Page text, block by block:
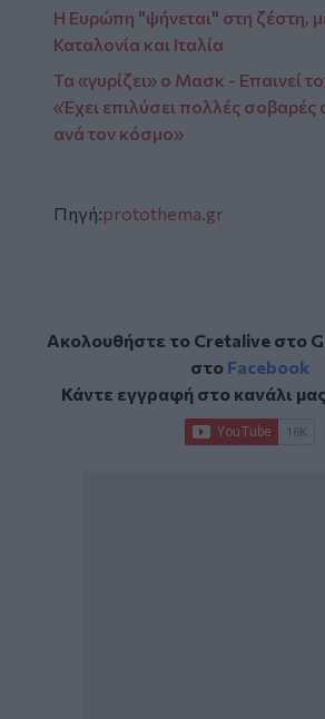
Η Ευρώπη "ψήνεται" στη ζέστη,
Καταλονία και Ιταλία
Τα «γυρίζει» ο Μασκ - Επαινεί
«Έχει επιλύσει πολλές σοβαρές
ανά τον κόσμο»
Πηγή:protothema.gr
Ακολουθήστε το Cretalive στο
στο Facebook
Κάντε εγγραφή στο κανάλι